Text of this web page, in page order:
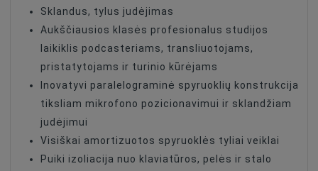
Sklandus, tylus judėjimas
Aukščiausios klasės profesionalus studijos
laikiklis podcasteriams, transliuotojams,
pristatytojams ir turinio kūrėjams
Inovatyvi paralelograminė spyruoklių konstrukcija
tiksliam mikrofono pozicionavimui ir sklandžiam
judėjimui
Visiškai amortizuotos spyruoklės tyliai veiklai
Puiki izoliacija nuo klaviatūros, pelės ir stalo